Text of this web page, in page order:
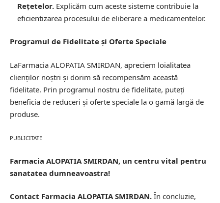
Rețetelor. Explicăm cum aceste sisteme contribuie la
eficientizarea procesului de eliberare a medicamentelor.
Programul de Fidelitate și Oferte Speciale
LaFarmacia ALOPATIA SMIRDAN, apreciem loialitatea
clienților noștri și dorim să recompensăm această
fidelitate. Prin programul nostru de fidelitate, puteți
beneficia de reduceri și oferte speciale la o gamă largă de
produse.
PUBLICITATE
Farmacia ALOPATIA SMIRDAN, un centru vital pentru
sanatatea dumneavoastra!
Contact Farmacia ALOPATIA SMIRDAN. În concluzie,